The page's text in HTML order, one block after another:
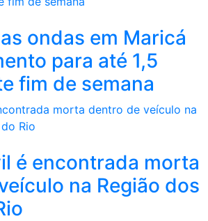
ondas em Maricá
para até 1,5
fim de semana
é encontrada morta
na Região dos